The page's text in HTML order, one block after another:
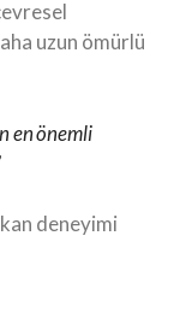
uzun ömürlü
en önemli
deneyimi